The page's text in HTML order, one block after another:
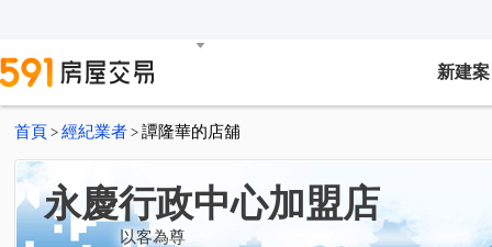
新建案
首頁 > 經紀業者 > 譚隆華的店舖
永慶行政中心加盟店
以客為尊